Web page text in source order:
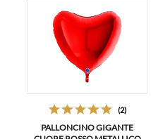
(2)
PALLONCINO GIGANTE